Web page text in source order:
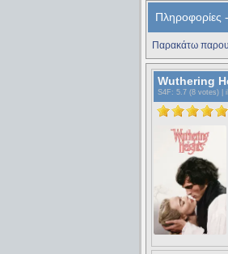
Πληροφορίες
Παρακάτω
Wuthering
S4F : 5.7 (8 votes) |